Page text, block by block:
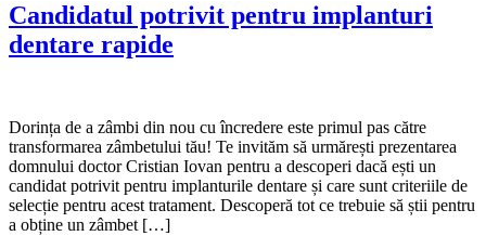
Candidatul potrivit pentru implanturi
dentare rapide
Dorința de a zâmbi din nou cu încredere este primul pas către
transformarea zâmbetului tău! Te invităm să urmărești prezentarea
domnului doctor Cristian Iovan pentru a descoperi dacă ești un
candidat potrivit pentru implanturile dentare și care sunt criteriile de
selecție pentru acest tratament. Descoperă tot ce trebuie să știi pentru
a obține un zâmbet […]